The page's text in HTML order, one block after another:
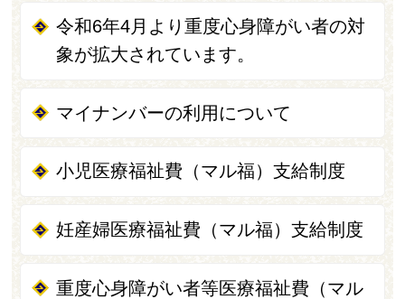
令和6年4月より重度心身障がい者の対
象が拡大されています。
マイナンバーの利用について
小児医療福祉費（マル福）支給制度
妊産婦医療福祉費（マル福）支給制度
重度心身障がい者等医療福祉費（マル